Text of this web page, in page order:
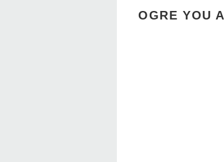
OGRE YOU